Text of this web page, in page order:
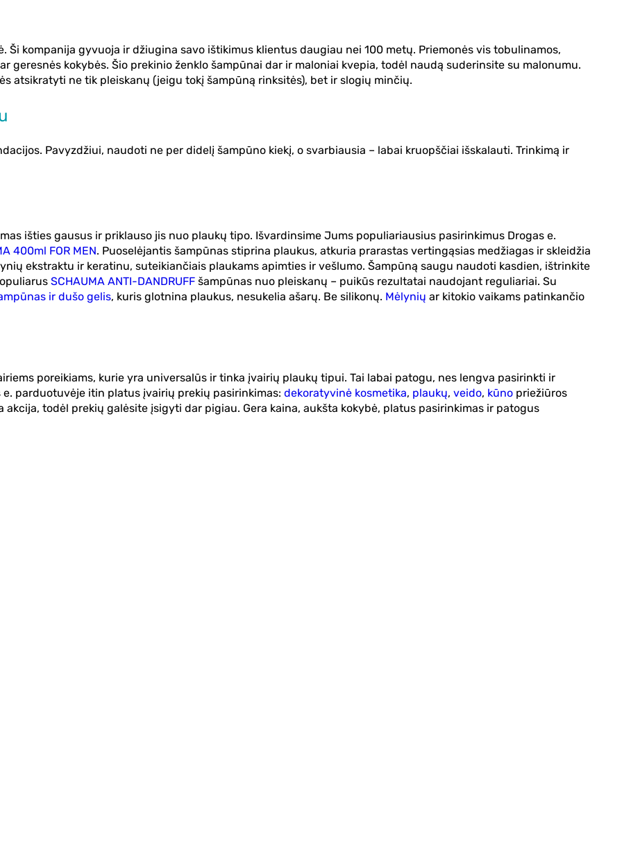
Ši kompanija gyvuoja ir džiugina savo ištikimus klientus daugiau nei 100 metų. Priemonės vis tobulinamos,
geresnės kokybės. Šio prekinio ženklo šampūnai dar ir maloniai kvepia, todėl naudą suderinsite su malonumu.
atsikratyti ne tik pleiskanų (jeigu tokį šampūną rinksitės), bet ir slogių minčių.
Pavyzdžiui, naudoti ne per didelį šampūno kiekį, o svarbiausia – labai kruopščiai išskalauti. Trinkimą ir
išties gausus ir priklauso jis nuo plaukų tipo. Išvardinsime Jums populiariausius pasirinkimus Drogas e.
400ml FOR MEN. Puoselėjantis šampūnas stiprina plaukus, atkuria prarastas vertingąsias medžiagas ir skleidžia
ekstraktu ir keratinu, suteikiančiais plaukams apimties ir vešlumo. Šampūną saugu naudoti kasdien, ištrinkite
SCHAUMA ANTI-DANDRUFF šampūnas nuo pleiskanų – puikūs rezultatai naudojant reguliariai. Su
ir dušo gelis, kuris glotnina plaukus, nesukelia ašarų. Be silikonų. Mėlynių ar kitokio vaikams patinkančio
poreikiams, kurie yra universalūs ir tinka įvairių plaukų tipui. Tai labai patogu, nes lengva pasirinkti ir
parduotuvėje itin platus įvairių prekių pasirinkimas: dekoratyvinė kosmetika, plaukų, veido, kūno priežiūros
akcija, todėl prekių galėsite įsigyti dar pigiau. Gera kaina, aukšta kokybė, platus pasirinkimas ir patogus